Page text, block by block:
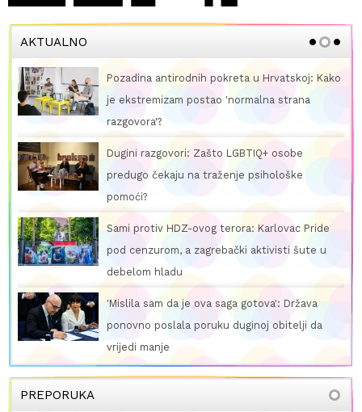
AKTUALNO
antirodnih pokreta u Hrvatskoj: Kako
postao 'normalna strana
razgovori: Zašto LGBTIQ+ osobe
čekaju na traženje psihološke
HDZ-ovog terora: Karlovac Pride
a zagrebački aktivisti šute u
sam da je ova saga gotova': Država
poslala poruku duginoj obitelji da
Portal
LGBT+
Jednom
Nisu to
Karla
PREPORUKA